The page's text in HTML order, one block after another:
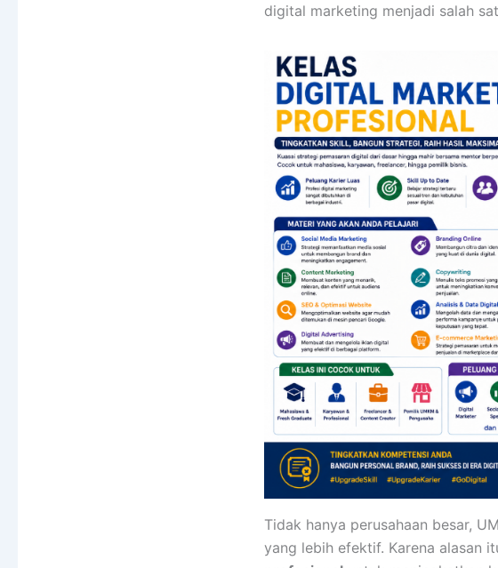
digital marketing menjadi salah
Tidak hanya perusahaan besar,
yang lebih efektif. Karena alasan